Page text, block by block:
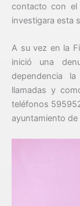
contacto con el
investigara esta
A su vez en la
inició una
dependencia
llamadas y
teléfonos
ayuntamiento de